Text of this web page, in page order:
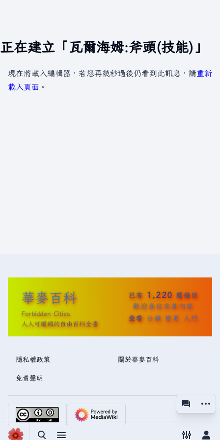
正在建立「瓦爾海姆:斧頭(技能)」
視圖
更多
現在將載入編輯器，若您再幾秒過後仍看到此訊息，請重新
載入頁面 。
華麥百科
Forbidden Cities
人人可編輯的自由百科全書
已有 1,220 篇條目
歡迎各位完善內容
查看 分類 變更 入門
隱私權政策 關於華麥百科
免責聲明